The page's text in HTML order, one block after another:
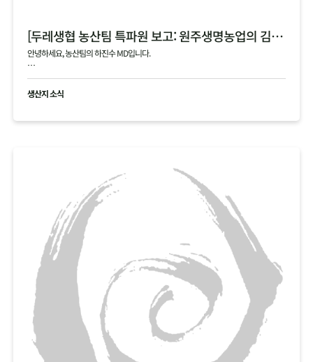
[두레생협 농산팀 특파원 보고: 원주생명농업의 김장 통배추]
안녕하세요, 농산팀의 하진수 MD입니다.
오늘은 제가 김장 시즌의 숨은 주역, 원주생명농업(강원도 정선)을 직접 다녀온 특파원
으로서 감동과 진심을 담아 소식을 전해드립니다!
생산지 소식